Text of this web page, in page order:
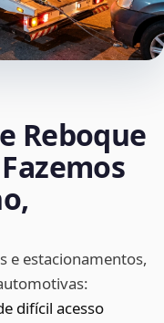
Reboque
e estacionamentos,
difícil acesso